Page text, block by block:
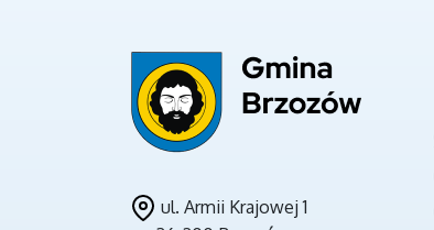
DOKUMENTY
ul. Armii Krajowej 1